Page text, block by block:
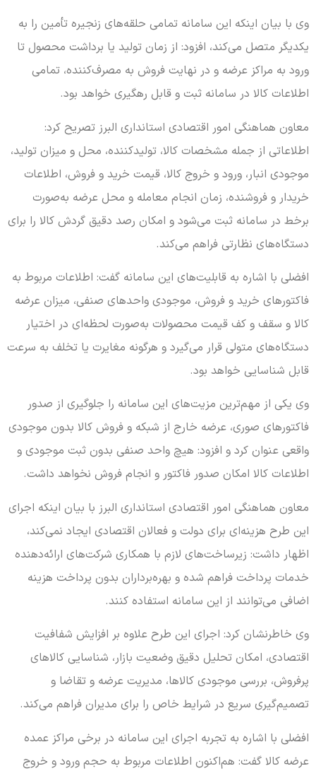
وی با بیان اینکه این سامانه تمامی حلقه‌های زنجیره تأمین را به
یکدیگر متصل می‌کند، افزود: از زمان تولید یا برداشت محصول تا
ورود به مراکز عرضه و در نهایت فروش به مصرف‌کننده، تمامی
اطلاعات کالا در سامانه ثبت و قابل رهگیری خواهد بود.
معاون هماهنگی امور اقتصادی استانداری البرز تصریح کرد:
اطلاعاتی از جمله مشخصات کالا، تولیدکننده، محل و میزان تولید،
موجودی انبار، ورود و خروج کالا، قیمت خرید و فروش، اطلاعات
خریدار و فروشنده، زمان انجام معامله و محل عرضه به‌صورت
برخط در سامانه ثبت می‌شود و امکان رصد دقیق گردش کالا را برای
دستگاه‌های نظارتی فراهم می‌کند.
افضلی با اشاره به قابلیت‌های این سامانه گفت: اطلاعات مربوط به
فاکتورهای خرید و فروش، موجودی واحدهای صنفی، میزان عرضه
کالا و سقف و کف قیمت محصولات به‌صورت لحظه‌ای در اختیار
دستگاه‌های متولی قرار می‌گیرد و هرگونه مغایرت یا تخلف به سرعت
قابل شناسایی خواهد بود.
وی یکی از مهم‌ترین مزیت‌های این سامانه را جلوگیری از صدور
فاکتورهای صوری، عرضه خارج از شبکه و فروش کالا بدون موجودی
واقعی عنوان کرد و افزود: هیچ واحد صنفی بدون ثبت موجودی و
اطلاعات کالا امکان صدور فاکتور و انجام فروش نخواهد داشت.
معاون هماهنگی امور اقتصادی استانداری البرز با بیان اینکه اجرای
این طرح هزینه‌ای برای دولت و فعالان اقتصادی ایجاد نمی‌کند،
اظهار داشت: زیرساخت‌های لازم با همکاری شرکت‌های ارائه‌دهنده
خدمات پرداخت فراهم شده و بهره‌برداران بدون پرداخت هزینه
اضافی می‌توانند از این سامانه استفاده کنند.
وی خاطرنشان کرد: اجرای این طرح علاوه بر افزایش شفافیت
اقتصادی، امکان تحلیل دقیق وضعیت بازار، شناسایی کالاهای
پرفروش، بررسی موجودی کالاها، مدیریت عرضه و تقاضا و
تصمیم‌گیری سریع در شرایط خاص را برای مدیران فراهم می‌کند.
افضلی با اشاره به تجربه اجرای این سامانه در برخی مراکز عمده
عرضه کالا گفت: هم‌اکنون اطلاعات مربوط به حجم ورود و خروج